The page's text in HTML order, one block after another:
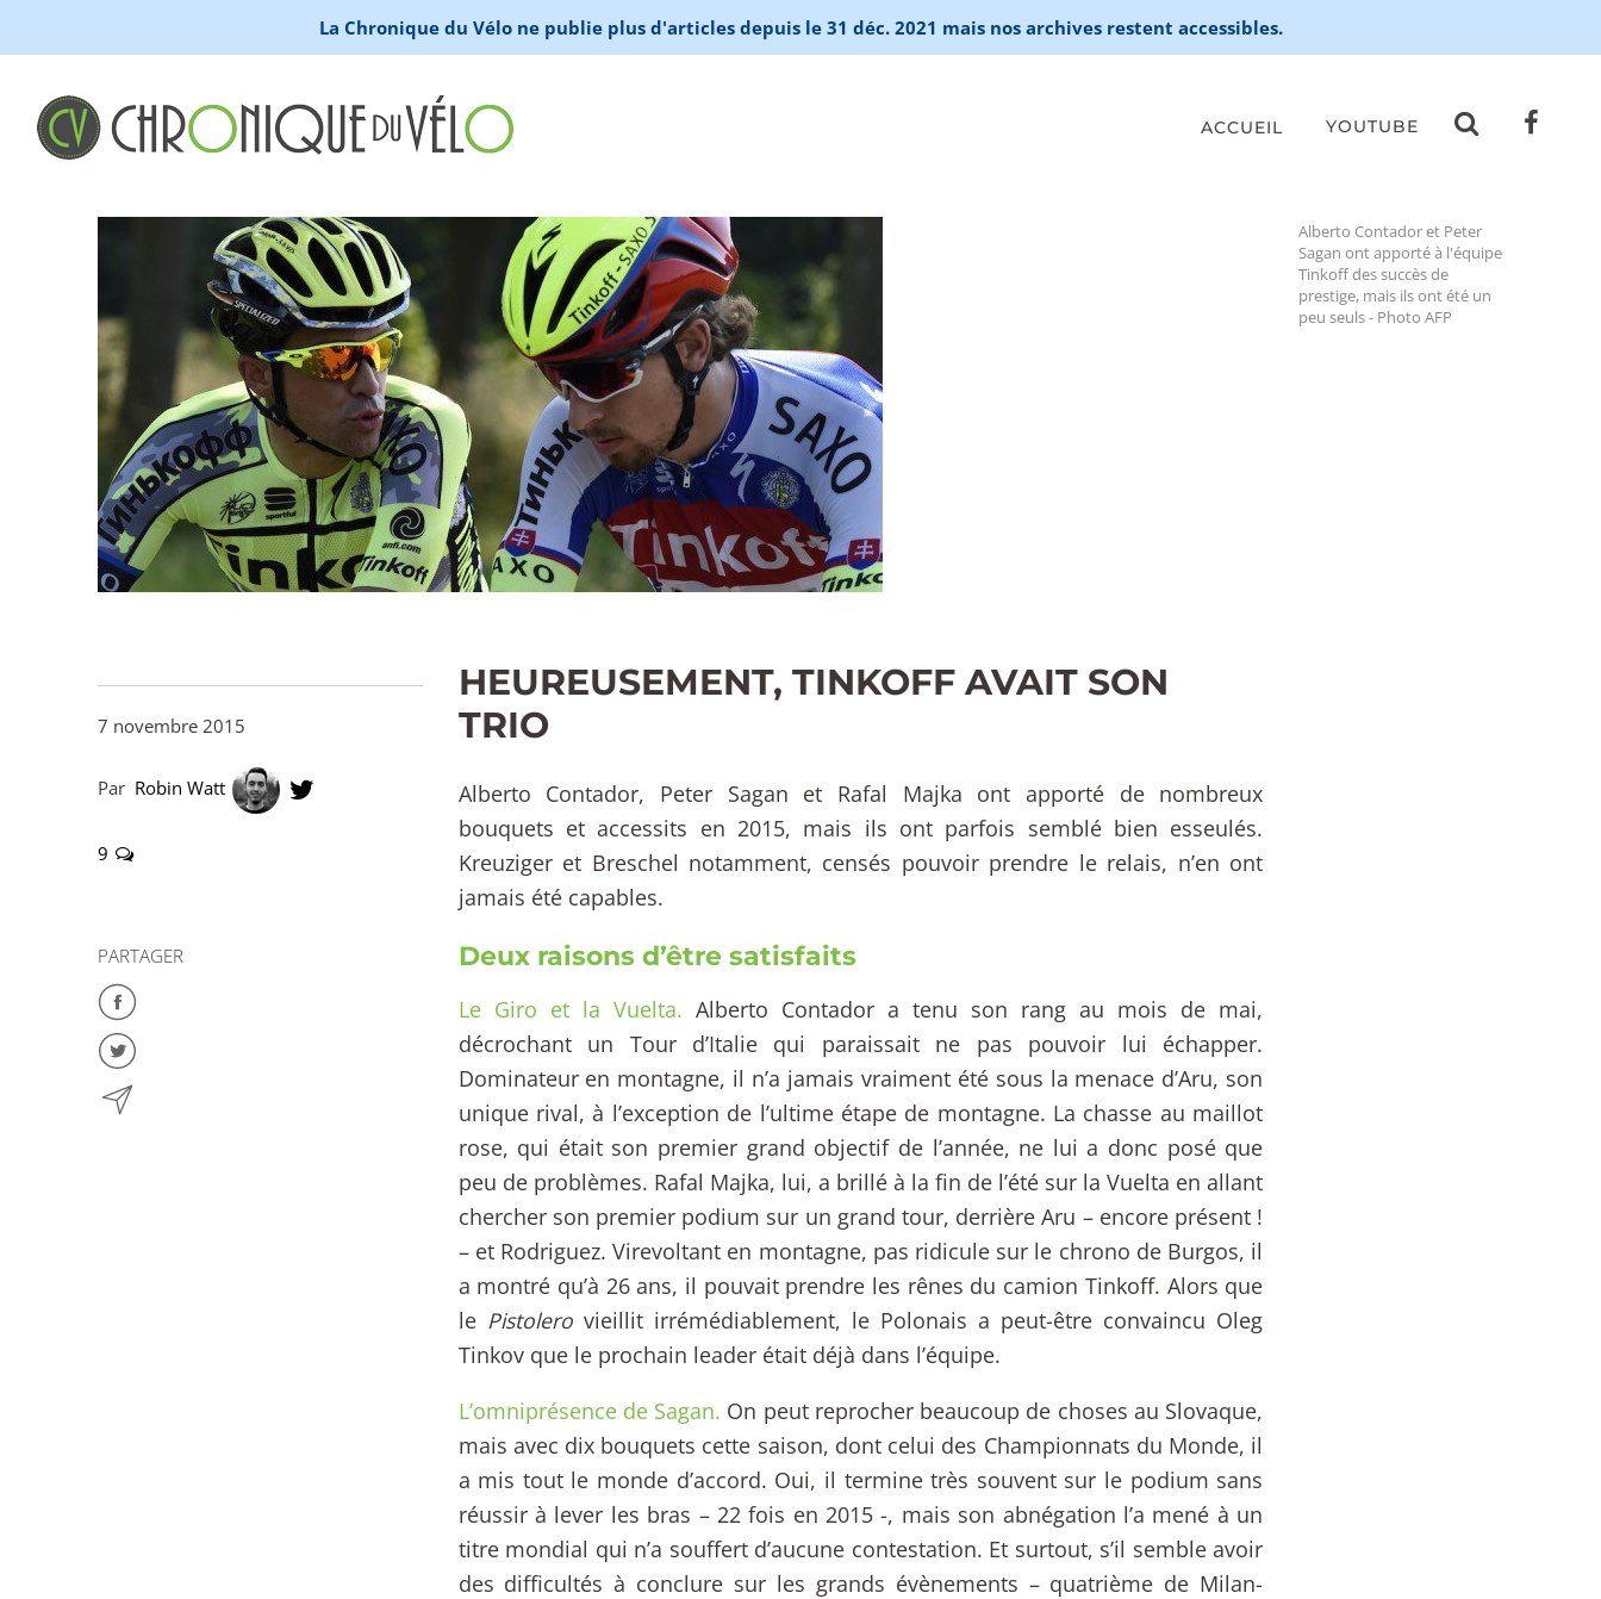
La Chronique du Vélo ne publie plus d'articles depuis le 31 déc. 2021 mais nos archives restent accessibles.
ACCUEIL YOUTUBE
Alberto Contador et Peter
Sagan ont apporté à l'équipe
Tinkoff des succès de
prestige, mais ils ont été un
peu seuls - Photo AFP
7 novembre 2015
Par Robin Watt
9
PARTAGER
HEUREUSEMENT, TINKOFF AVAIT SON
TRIO
Alberto Contador, Peter Sagan et Rafal Majka ont apporté de nombreux
bouquets et accessits en 2015, mais ils ont parfois semblé bien esseulés.
Kreuziger et Breschel notamment, censés pouvoir prendre le relais, n’en ont
jamais été capables.
Deux raisons d’être satisfaits
Le Giro et la Vuelta. Alberto Contador a tenu son rang au mois de mai,
décrochant un Tour d’Italie qui paraissait ne pas pouvoir lui échapper.
Dominateur en montagne, il n’a jamais vraiment été sous la menace d’Aru, son
unique rival, à l’exception de l’ultime étape de montagne. La chasse au maillot
rose, qui était son premier grand objectif de l’année, ne lui a donc posé que
peu de problèmes. Rafal Majka, lui, a brillé à la fin de l’été sur la Vuelta en allant
chercher son premier podium sur un grand tour, derrière Aru – encore présent !
– et Rodriguez. Virevoltant en montagne, pas ridicule sur le chrono de Burgos, il
a montré qu’à 26 ans, il pouvait prendre les rênes du camion Tinkoff. Alors que
le Pistolerovieillit irrémédiablement, le Polonais a peut-être convaincu Oleg
Tinkov que le prochain leader était déjà dans l’équipe.
L’omniprésence de Sagan. On peut reprocher beaucoup de choses au Slovaque,
mais avec dix bouquets cette saison, dont celui des Championnats du Monde, il
a mis tout le monde d’accord. Oui, il termine très souvent sur le podium sans
réussir à lever les bras – 22 fois en 2015 -, mais son abnégation l’a mené à un
titre mondial qui n’a souffert d’aucune contestation. Et surtout, s’il semble avoir
des difficultés à conclure sur les grands évènements – quatrième de Milan-